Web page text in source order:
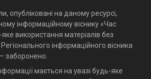
опубліковані на даному ресурсі,
інформаційному віснику «Час
використання матеріалів без
інформаційного вісника
заборонено.
мається на увазі будь-яке